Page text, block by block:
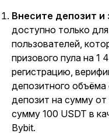
Внесите депозит и
доступно только
пользователей,
призового пула на 1
регистрацию,
депозитного
депозит на сумму от
сумму 100 USDT в
Bybit.